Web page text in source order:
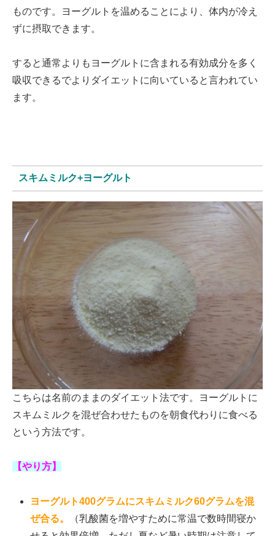
ものです。ヨーグルトを温めることにより、体内が冷え
ずに摂取できます。
すると通常よりもヨーグルトに含まれる有効成分を多く
吸収できるでよりダイエットに向いていると言われてい
ます。
スキムミルク+ヨーグルト
こちらは名前のままのダイエット法です。ヨーグルトに
スキムミルクを混ぜ合わせたものを朝食代わりに食べる
という方法です。
【やり方】
ヨーグルト400グラムにスキムミルク60グラムを混
ぜ合る。
（乳酸菌を増やすために常温で数時間寝か